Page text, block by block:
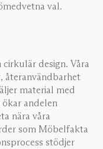
val.
design. Våra
återanvändbarhet
material med
andelen
nära våra
som Möbelfakta
stödjer